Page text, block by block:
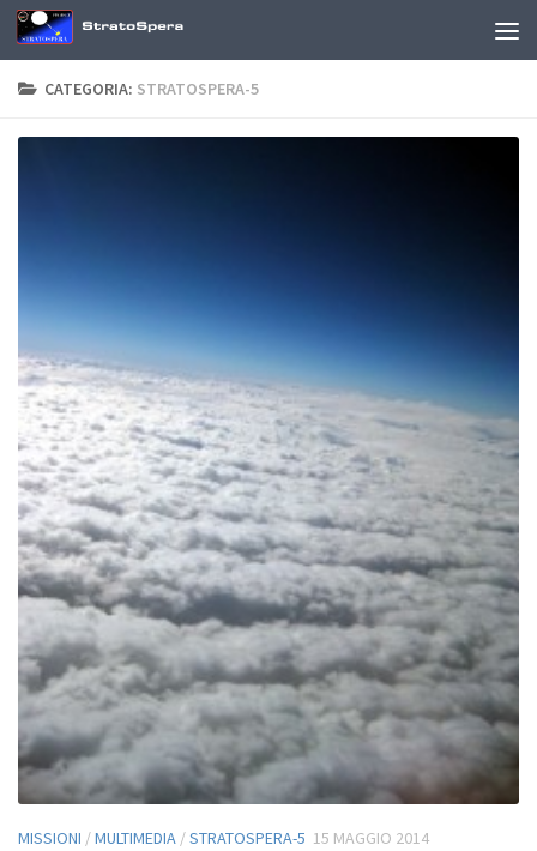
Sotto il contenuto
CATEGORIA: STRATOSPERA-5
MISSIONI /MULTIMEDIA /STRATOSPERA-5 15 MAGGIO 2014